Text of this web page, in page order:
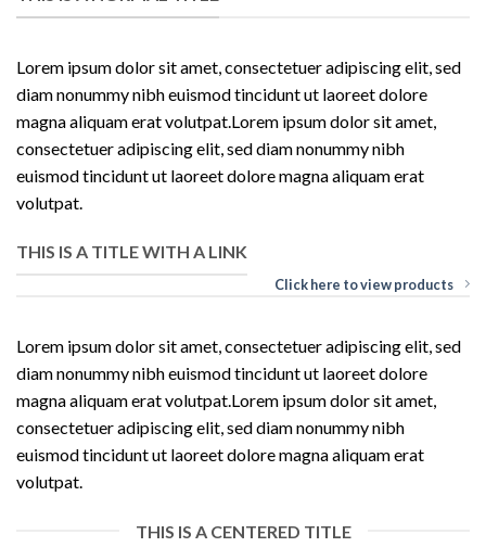
Lorem ipsum dolor sit amet, consectetuer adipiscing elit, sed
diam nonummy nibh euismod tincidunt ut laoreet dolore
magna aliquam erat volutpat.Lorem ipsum dolor sit amet,
consectetuer adipiscing elit, sed diam nonummy nibh
euismod tincidunt ut laoreet dolore magna aliquam erat
volutpat.
THIS IS A TITLE WITH A LINK
Click here to view products
Lorem ipsum dolor sit amet, consectetuer adipiscing elit, sed
diam nonummy nibh euismod tincidunt ut laoreet dolore
magna aliquam erat volutpat.Lorem ipsum dolor sit amet,
consectetuer adipiscing elit, sed diam nonummy nibh
euismod tincidunt ut laoreet dolore magna aliquam erat
volutpat.
THIS IS A CENTERED TITLE